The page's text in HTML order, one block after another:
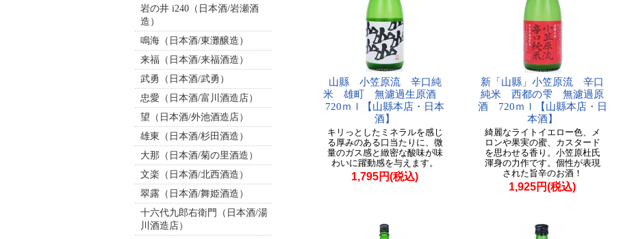
岩の井 i240（日本酒/岩瀬酒
造）
鳴海（日本酒/東灘醸造）
来福（日本酒/来福酒造）
武勇（日本酒/武勇）
忠愛（日本酒/富川酒造店）
望（日本酒/外池酒造店）
雄東（日本酒/杉田酒造）
大那（日本酒/菊の里酒造）
文楽（日本酒/北西酒造）
翠露（日本酒/舞姫酒造）
十六代九郎右衛門（日本酒/湯
川酒造店）
山縣 小笠原流 辛口純
米 雄町 無濾過生原酒
720ｍｌ【山縣本店・日本
酒】
キリっとしたミネラルを感じ
る厚みのある口当たりに、微
量のガス感と緻密な酸味が味
わいに躍動感を与えます。
1,795円(税込)
新「山縣」小笠原流 辛口
純米 西都の雫 無濾過原
酒 720ｍｌ【山縣本店・日
本酒】
綺麗なライトイエロー色、メ
ロンや果実の蜜、カスタード
を思わせる香り。小笠原杜氏
渾身の力作です。個性が表現
された旨辛のお酒！
1,925円(税込)